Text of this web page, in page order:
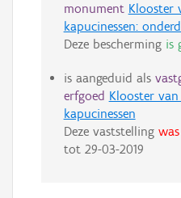
monument Klooster
kapucinessen:
Deze bescherming is
is aangeduid als
erfgoed Klooster
kapucinessen
Deze vaststelling
tot 29-03-2019